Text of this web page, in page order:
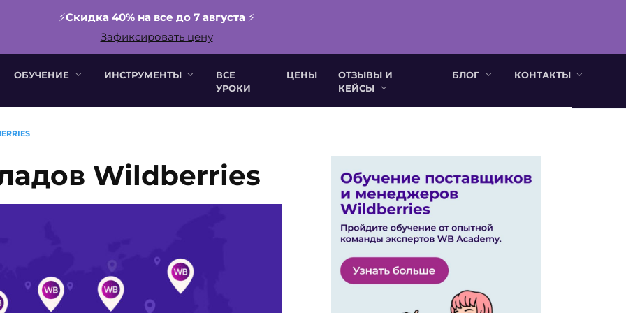
⚡️Скидка 40% на все до 7 августа ⚡️
Зафиксировать цену
ОБУЧЕНИЕ ИНСТРУМЕНТЫ
ВСЕ
УРОКИ
ЦЕНЫ
ОТЗЫВЫ И
КЕЙСЫ
БЛОГ КОНТАКТЫ
Wildberries